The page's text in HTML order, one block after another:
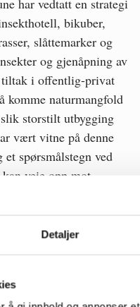
Detaljer
har vedtatt en strategi
bikuber,
slåttemarker og
og gjenåpning av
tiltak i offentlig-privat
komme naturmangfold
storstilt utbygging
vært vitne på denne
spørsmålstegn ved
veie opp mot
naturområder.
sterke
manglende
Oslo i økende grad